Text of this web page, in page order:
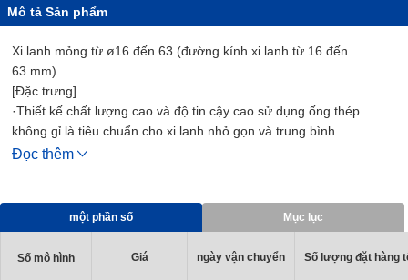
Mô tả Sản phẩm
Xi lanh mỏng từ ø16 đến 63 (đường kính xi lanh từ 16 đến
63 mm).
[Đặc trưng]
·Thiết kế chất lượng cao và độ tin cậy cao sử dụng ống thép
không gỉ là tiêu chuẩn cho xi lanh nhỏ gọn và trung bình
· Một loạt các dòng sản phẩm gồm 21 biến thể trong tất cả
·Sử dụng bao bì pít-tông bền
· Công tắc Cảm Biến có thể được trang bị thêm
· Độ chính xác lắp đặt cao và công việc lắp đặt dễ dàng
Đọc thêm
một phần số Mục lục
Số mô hình Giá ngày vận chuyển Số lượng đặt hàng